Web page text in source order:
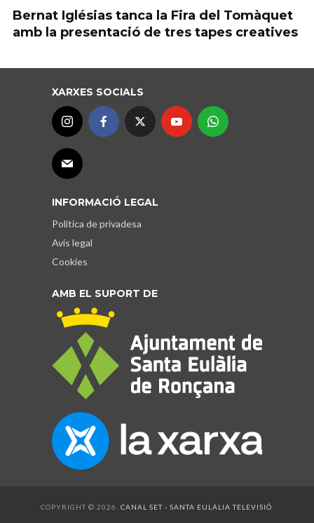
Bernat Iglésias tanca la Fira del Tomàquet
amb la presentació de tres tapes creatives
XARXES SOCIALS
INFORMACIÓ LEGAL
Política de privadesa
Avís legal
Cookies
AMB EL SUPORT DE
COPYRIGHT © 2026. CANAL SET - SANTA EULÀLIA TELEVISIÓ